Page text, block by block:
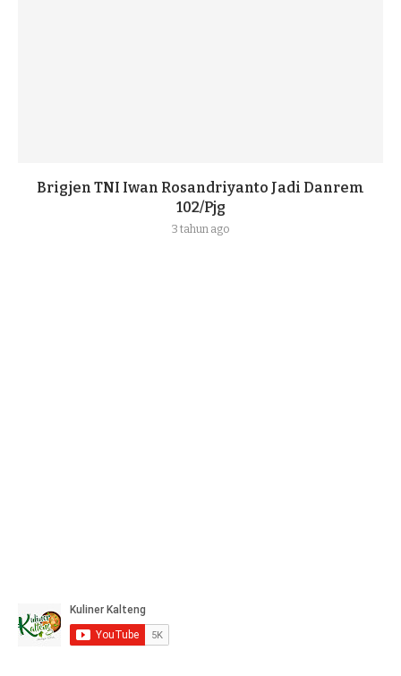
Brigjen TNI Iwan Rosandriyanto Jadi Danrem
102/Pjg
3 tahun ago